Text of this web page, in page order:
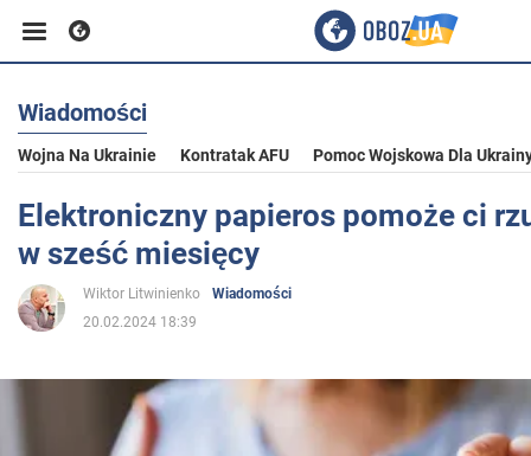
Biznes
Sport
Rozrywka
Wiadomości
Wojna Na Ukrainie Kontratak AFU Pomoc Wojskowa Dla
Elektroniczny papieros pomoże ci
w sześć miesięcy
Wiktor Litwinienko
Wiadomości
20.02.2024 18:39